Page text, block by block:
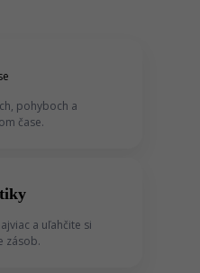
pohyboch a
čase.
a uľahčite si
zásob.